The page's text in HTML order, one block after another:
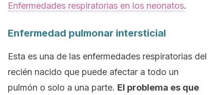
Enfermedades respiratorias en los neonatos.
Enfermedad pulmonar intersticial
Esta es una de las enfermedades respiratorias del
recién nacido que puede afectar a todo un
pulmón o solo a una parte. El problema es que